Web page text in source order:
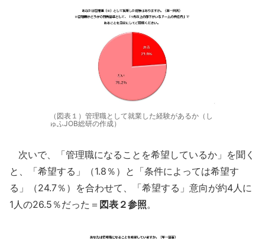
（図表１）管理職として就業した経験があるか（し
ゅふJOB総研の作成）
次いで、「管理職になることを希望しているか」を聞く
と、「希望する」（1.8％）と「条件によっては希望す
る」（24.7％）を合わせて、「希望する」意向が約4人に
1人の26.5％だった＝ 図表２参照。